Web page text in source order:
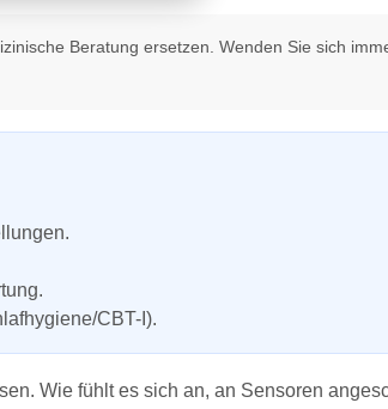
Beratung ersetzen. Wenden Sie sich
CBT-I).
Wie fühlt es sich an, an Sensoren